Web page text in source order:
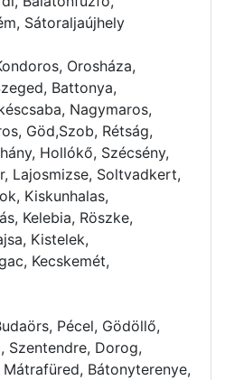
Sátoraljaújhely
Orosháza,
Battonya,
Nagymaros,
Göd,Szob, Rétság,
Hollókő, Szécsény,
Lajosmizse, Soltvadkert,
Kiskunhalas,
Kelebia, Röszke,
Kistelek,
Kecskemét,
Pécel, Gödöllő,
Szentendre, Dorog,
Bátonyterenye,